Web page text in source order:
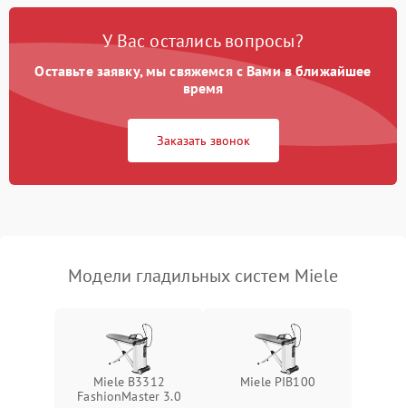
Поломка системы
Неисправность системы
2000 ₽ Подробнее →
Поломка сетевого шнура 500 ₽ Подробнее →
Неисправность системы
Проблемы с регулировкой
температуры
Подробнее →
У Вас остались вопросы?
Оставьте заявку, мы свяжемся с Вами в ближайшее
время
Заказать звонок
Модели гладильных систем Miele
Miele B3312
FashionMaster 3.0
Miele PIB100